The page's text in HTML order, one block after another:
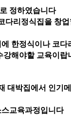
정하였습니다
다리정식집을 창
한정식이나 코다
강해야할 교육이랍
대박집에서 인기
교육과정입니다